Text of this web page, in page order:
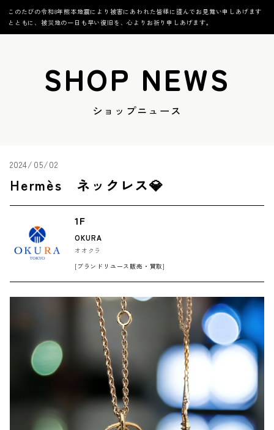
このたびの令和8年熊本地震により被害にあわれた皆様に謹んでお見舞い申しあげます
とともに、被災地の一日も早い復旧を、心よりお祈り申しあげます。
SHOP NEWS
ショップニュース
2024/05/02
Hermès ネックレス💎
1F
OKURA
オオクラ
[ブランドリユース販売・買取]